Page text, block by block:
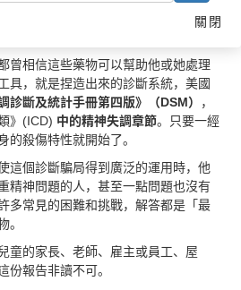
性的藥物成癮呢？我們得往藥物之前
曾相信這些藥物可以幫助他或她處理
具，就是捏造出來的診斷系統，美國
診斷及統計手冊第四版》（DSM）
，
》(ICD) 中的精神失調章節。只要一經
的殺傷特性就開始了。
這個診斷騙局得到廣泛的運用時，他
精神問題的人，甚至一點問題也沒有
多常見的困難和挑戰，解答都是「最
。
童的家長、老師、雇主或員工、屋
份報告非讀不可。
關閉